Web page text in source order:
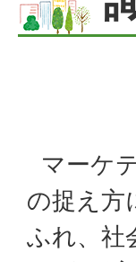
マーケ
の捉え方
ふれ、社